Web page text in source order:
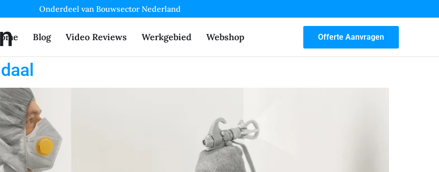
Onderdeel van Bouwsector Nederland
Blog Video Reviews Werkgebied Webshop Offerte Aanvragen